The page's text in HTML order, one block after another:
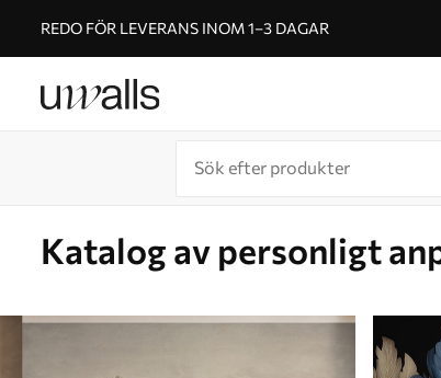
REDO FÖR LEVERANS INOM 1–3 DAGAR
Katalog av personligt